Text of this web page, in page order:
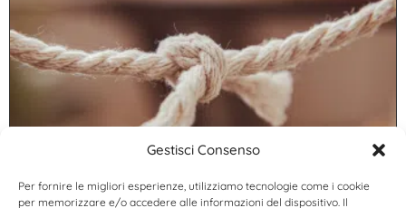
Gestisci Consenso
Per fornire le migliori esperienze, utilizziamo tecnologie come i cookie
per memorizzare e/o accedere alle informazioni del dispositivo. Il
coerenza.
Leggi di più >